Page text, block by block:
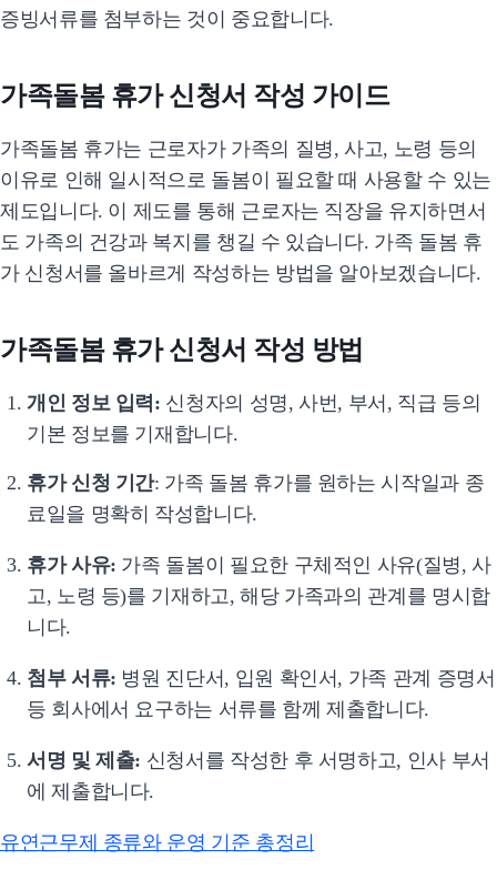
증빙서류를 첨부하는 것이 중요합니다.
가족돌봄 휴가 신청서 작성 가이드
가족돌봄 휴가는 근로자가 가족의 질병, 사고, 노령 등의
이유로 인해 일시적으로 돌봄이 필요할 때 사용할 수 있는
제도입니다. 이 제도를 통해 근로자는 직장을 유지하면서
도 가족의 건강과 복지를 챙길 수 있습니다. 가족 돌봄 휴
가 신청서를 올바르게 작성하는 방법을 알아보겠습니다.
가족돌봄 휴가 신청서 작성 방법
개인 정보 입력: 신청자의 성명, 사번, 부서, 직급 등의
기본 정보를 기재합니다.
휴가 신청 기간: 가족 돌봄 휴가를 원하는 시작일과 종
료일을 명확히 작성합니다.
휴가 사유: 가족 돌봄이 필요한 구체적인 사유(질병, 사
고, 노령 등)를 기재하고, 해당 가족과의 관계를 명시합
니다.
첨부 서류: 병원 진단서, 입원 확인서, 가족 관계 증명서
등 회사에서 요구하는 서류를 함께 제출합니다.
서명 및 제출: 신청서를 작성한 후 서명하고, 인사 부서
에 제출합니다.
유연근무제 종류와 운영 기준 총정리